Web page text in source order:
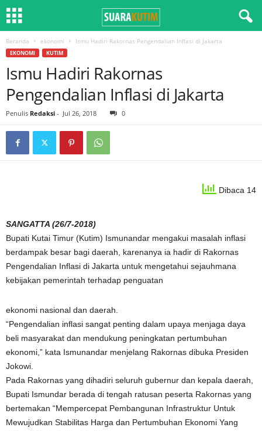
Beranda ekonomi Ismu Hadiri Rakornas Pengendalian Inflasi di Jakarta
EKONOMI KUTIM
Ismu Hadiri Rakornas
Pengendalian Inflasi di Jakarta
Penulis Redaksi - Jul 26, 2018 0
Dibaca 14
SANGATTA (26/7-2018)
Bupati Kutai Timur (Kutim) Ismunandar mengakui masalah inflasi
berdampak besar bagi daerah, karenanya ia hadir di Rakornas
Pengendalian Inflasi di Jakarta untuk mengetahui sejauhmana
kebijakan pemerintah terhadap penguatan
ekonomi nasional dan daerah.
“Pengendalian inflasi sangat penting dalam upaya menjaga daya
beli masyarakat dan mendukung peningkatan pertumbuhan
ekonomi,” kata Ismunandar menjelang Rakornas dibuka Presiden
Jokowi.
Pada Rakornas yang dihadiri seluruh gubernur dan kepala daerah,
Bupati Ismundar berada di tengah ratusan peserta Rakornas yang
bertemakan “Mempercepat Pembangunan Infrastruktur Untuk
Mewujudkan Stabilitas Harga dan Pertumbuhan Ekonomi Yang